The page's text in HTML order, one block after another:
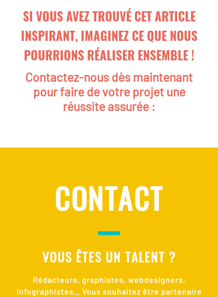
SI VOUS AVEZ TROUVÉ CET ARTICLE
INSPIRANT, IMAGINEZ CE QUE NOUS
POURRIONS RÉALISER ENSEMBLE !
Contactez-nous dès maintenant
pour faire de votre projet une
réussite assurée :
CONTACT
VOUS ÊTES UN TALENT ?
Rédacteurs, graphistes, webdesigners,
infographistes… Vous souhaitez être partenaire